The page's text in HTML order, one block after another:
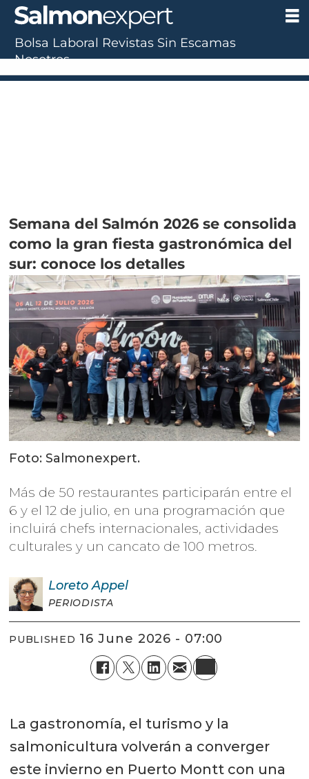
Semana del Salmón 2026 se consolida
como la gran fiesta gastronómica del
sur: conoce los detalles
Foto: Salmonexpert.
Más de 50 restaurantes participarán entre el
6 y el 12 de julio, en una programación que
incluirá chefs internacionales, actividades
culturales y un cancato de 100 metros.
Loreto Appel
PERIODISTA
PUBLISHED 16 June 2026 - 07:00
La gastronomía, el turismo y la
salmonicultura volverán a converger
este invierno en Puerto Montt con una
Bolsa Laboral Revistas Sin Escamas
Nosotros